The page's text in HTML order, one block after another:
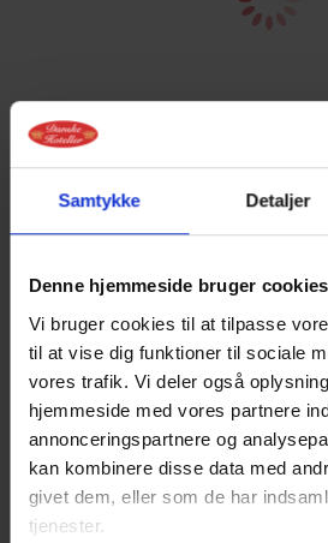
Samtykke Detaljer
Denne hjemmeside bruger cookies
Vi bruger cookies til at tilpasse
til at vise dig funktioner til sociale
vores trafik. Vi deler også
hjemmeside med vores partnere
annonceringspartnere og
kan kombinere disse data med
givet dem, eller som de har
tjenester.
ONLINE
IKKE
PÅ DEN
Det er ikke muligt at